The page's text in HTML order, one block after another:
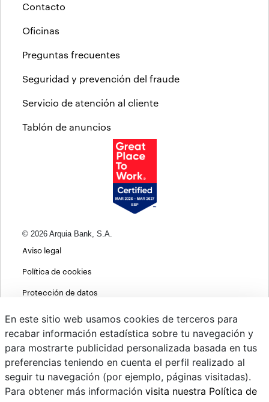
Contacto
Oficinas
Preguntas frecuentes
Seguridad y prevención del fraude
Servicio de atención al cliente
Tablón de anuncios
© 2026 Arquia Bank, S.A.
Aviso legal
Política de cookies
Protección de datos
Política de privacidad web
MIFID
PSD2
Cambio de divisas
En este sitio web usamos cookies de terceros para
recabar información estadística sobre tu navegación y
para mostrarte publicidad personalizada basada en tus
preferencias teniendo en cuenta el perfil realizado al
seguir tu navegación (por ejemplo, páginas visitadas).
Para obtener más información visita nuestra Política de